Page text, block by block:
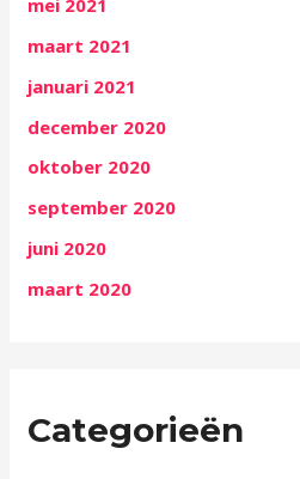
mei 2021
maart 2021
januari 2021
december 2020
oktober 2020
september 2020
juni 2020
maart 2020
Categorieën